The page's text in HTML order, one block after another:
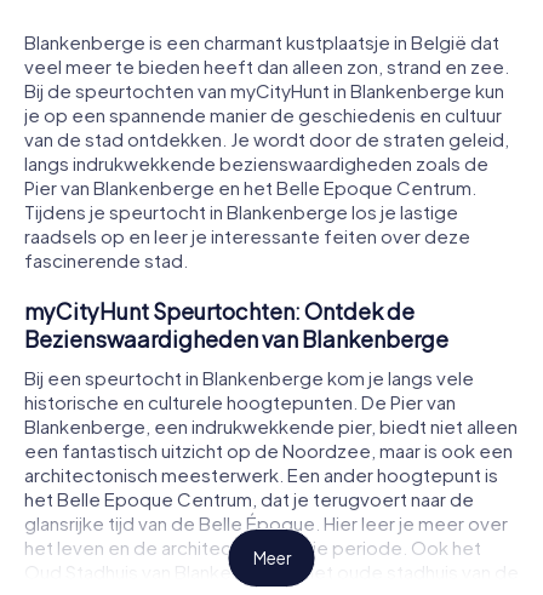
Blankenberge is een charmant kustplaatsje in België dat
veel meer te bieden heeft dan alleen zon, strand en zee.
Bij de speurtochten van myCityHunt in Blankenberge kun
je op een spannende manier de geschiedenis en cultuur
van de stad ontdekken. Je wordt door de straten geleid,
langs indrukwekkende bezienswaardigheden zoals de
Pier van Blankenberge en het Belle Epoque Centrum.
Tijdens je speurtocht in Blankenberge los je lastige
raadsels op en leer je interessante feiten over deze
fascinerende stad.
myCityHunt Speurtochten: Ontdek de
Bezienswaardigheden van Blankenberge
Bij een speurtocht in Blankenberge kom je langs vele
historische en culturele hoogtepunten. De Pier van
Blankenberge, een indrukwekkende pier, biedt niet alleen
een fantastisch uitzicht op de Noordzee, maar is ook een
architectonisch meesterwerk. Een ander hoogtepunt is
het Belle Epoque Centrum, dat je terugvoert naar de
glansrijke tijd van de Belle Époque. Hier leer je meer over
het leven en de architectuur van die periode. Ook het
Oud Stadhuis van Blankenberge, het oude stadhuis van de
Meer